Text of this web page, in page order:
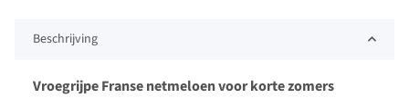
Beschrijving
Vroegrijpe Franse netmeloen voor korte zomers